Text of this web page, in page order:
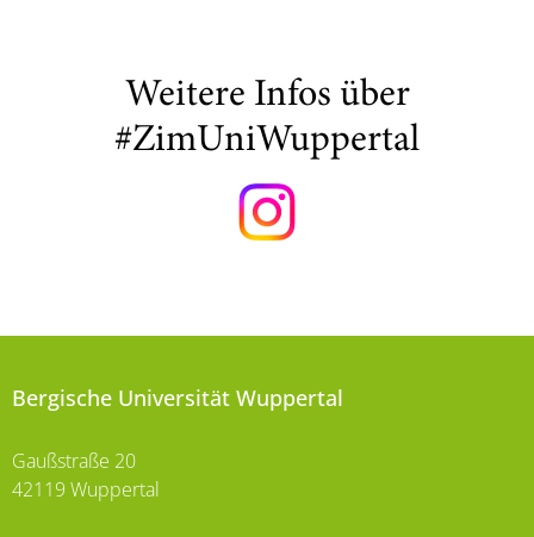
Weitere Infos über
#ZimUniWuppertal
Bergische Universität Wuppertal
Gaußstraße 20
42119 Wuppertal